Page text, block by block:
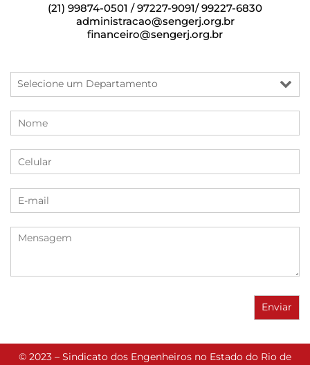
(21) 99874-0501 / 97227-9091/ 99227-6830
administracao@sengerj.org.br
financeiro@sengerj.org.br
© 2023 – Sindicato dos Engenheiros no Estado do Rio de